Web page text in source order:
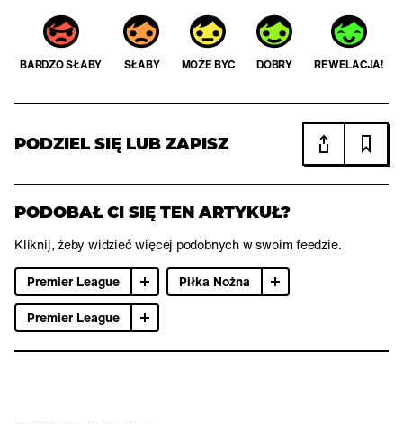
BARDZO SŁABY SŁABY MOŻE BYĆ DOBRY REWELACJA!
PODZIEL SIĘ LUB ZAPISZ
PODOBAŁ CI SIĘ TEN ARTYKUŁ?
Kliknij, żeby widzieć więcej podobnych w swoim feedzie.
Premier League
Piłka Nożna
Premier League